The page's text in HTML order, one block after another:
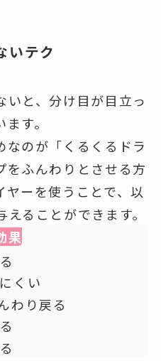
いテク
いと、分け目が目立っ
す。
なのが「くるくるドラ
をふんわりとさせる方
ヤーを使うことで、以
ることができます。
果
くい
わり戻る